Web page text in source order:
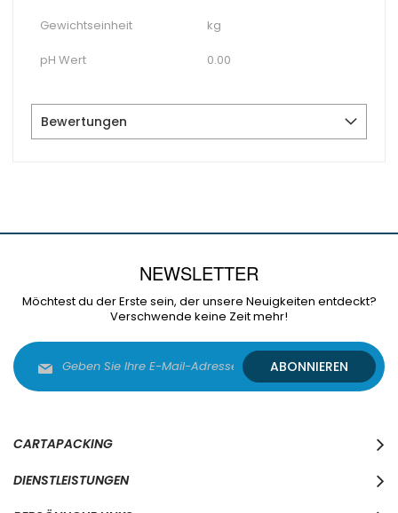
Gewichtseinheit kg
pH Wert 0.00
Bewertungen
NEWSLETTER
Möchtest du der Erste sein, der unsere Neuigkeiten entdeckt?
Verschwende keine Zeit mehr!
Sie
sich
ABONNIEREN
CARTAPACKING
DIENSTLEISTUNGEN